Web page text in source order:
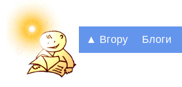
▲ Вгору Блоги